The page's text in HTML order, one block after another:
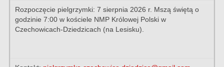
Rozpoczęcie pielgrzymki: 7 sierpnia 2026 r. Mszą świętą o
godzinie 7:00 w kościele NMP Królowej Polski w
Czechowicach-Dziedzicach (na Lesisku).